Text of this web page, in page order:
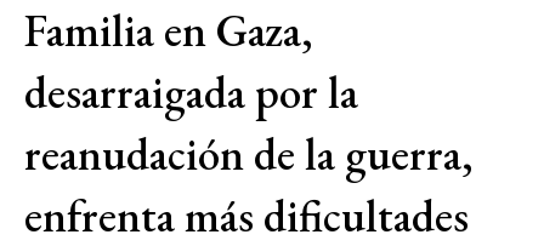
Familia en Gaza,
desarraigada por la
reanudación de la guerra,
enfrenta más dificultades